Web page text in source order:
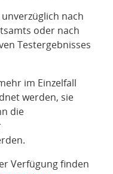
nach
oder nach
Testergebnisses
im Einzelfall
werden, sie
die
Verfügung finden